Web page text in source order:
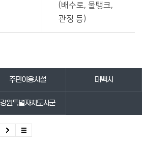
(배수로, 물탱크,
관정 등)
주민이용시설 태백시
강원특별자치도시군